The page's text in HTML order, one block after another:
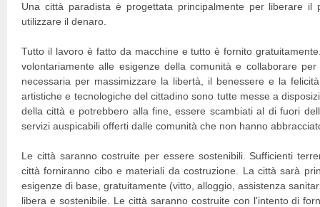
Una città paradista è progettata principalmente per liberare il
utilizzare il denaro.
Tutto il lavoro è fatto da macchine e tutto è fornito
volontariamente alle esigenze della comunità e collaborare
necessaria per massimizzare la libertà, il benessere e la
artistiche e tecnologiche del cittadino sono tutte messe a
della città e potrebbero alla fine, essere scambiati al di fuori
servizi auspicabili offerti dalle comunità che non hanno
Le città saranno costruite per essere sostenibili. Sufficienti
città forniranno cibo e materiali da costruzione. La città sarà
esigenze di base, gratuitamente (vitto, alloggio, assistenza
libera e sostenibile. Le città saranno costruite con l'intento di